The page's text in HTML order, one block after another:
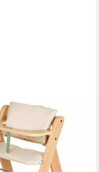
(Set, 4 St),
&